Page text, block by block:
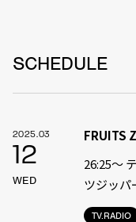
SCHEDULE
2025.03
12
WED
TV.RADIO
FRUITS
26:25～
ツジッパ